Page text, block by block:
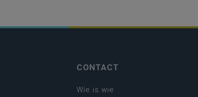
CONTACT
Wie is wie